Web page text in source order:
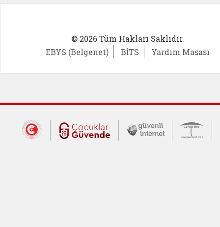
© 2026 Tüm Hakları Saklıdır.
EBYS (Belgenet)
BİTS Yardım Masası
Dış Bağlantılar
Cumhurbaşkanlığı İletişim Merkezi
Çocuklar Güvende (yeni
Güvenli